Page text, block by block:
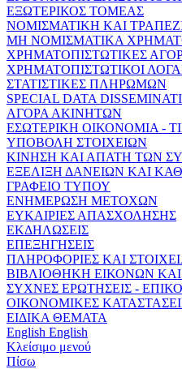
ΕΞΩΤΕΡΙΚΟΣ ΤΟΜΕΑΣ
ΝΟΜΙΣΜΑΤΙΚΗ ΚΑΙ
ΜΗ ΝΟΜΙΣΜΑΤΙΚΑ
ΧΡΗΜΑΤΟΠΙΣΤΩΤΙΚΕΣ
ΧΡΗΜΑΤΟΠΙΣΤΩΤΙΚΟΙ
ΣΤΑΤΙΣΤΙΚΕΣ ΠΛΗΡΩΜΩΝ
SPECIAL DATA
ΑΓΟΡΑ ΑΚΙΝΗΤΩΝ
ΕΣΩΤΕΡΙΚΗ ΟΙΚΟΝΟΜΙΑ -
ΥΠΟΒΟΛΗ ΣΤΟΙΧΕΙΩΝ
ΚΙΝΗΣΗ ΚΑΙ ΑΠΑΤΗ ΤΩΝ
ΕΞΕΛΙΞΗ ΔΑΝΕΙΩΝ ΚΑΙ
ΓΡΑΦΕΙΟ ΤΥΠΟΥ
ΕΝΗΜΕΡΩΣΗ ΜΕΤΟΧΩΝ
ΕΥΚΑΙΡΙΕΣ ΑΠΑΣΧΟΛΗΣΗΣ
ΕΚΔΗΛΩΣΕΙΣ
ΕΠΕΞΗΓΗΣΕΙΣ
ΠΛΗΡΟΦΟΡΙΕΣ ΚΑΙ
ΒΙΒΛΙΟΘΗΚΗ ΕΙΚΟΝΩΝ
ΣΥΧΝΕΣ ΕΡΩΤΗΣΕΙΣ -
ΟΙΚΟΝΟΜΙΚΕΣ
ΕΙΔΙΚΑ ΘΕΜΑΤΑ
English English
Κλείσιμο μενού
Πίσω